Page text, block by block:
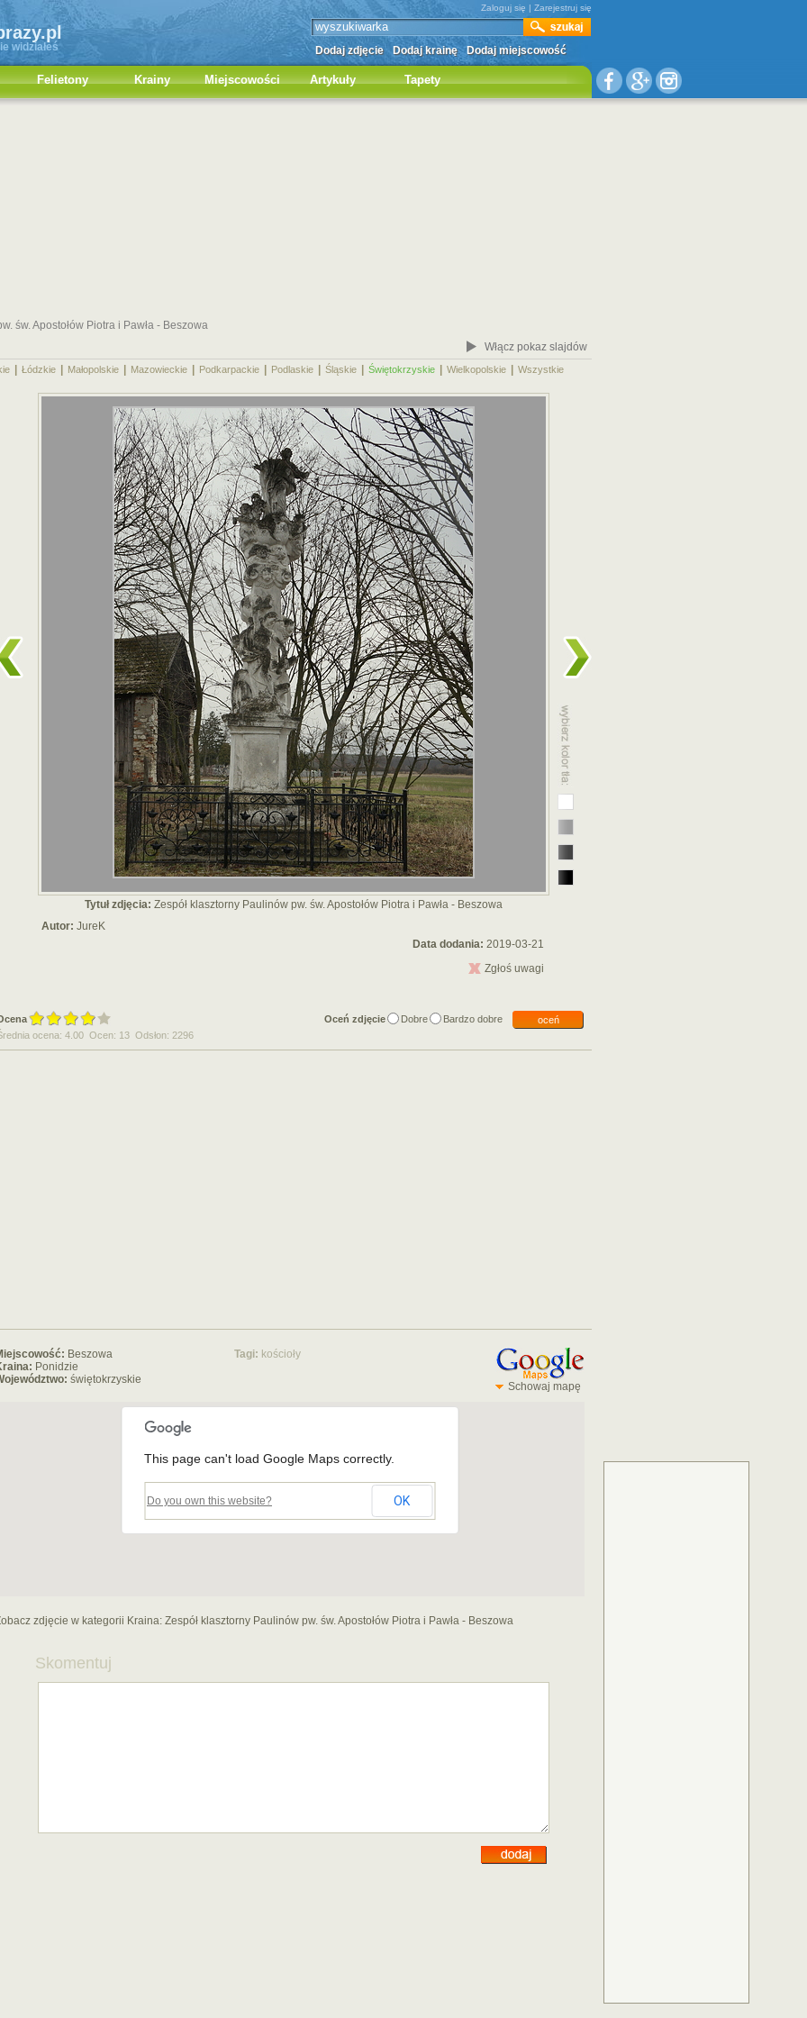
widziałeś
Zaloguj się | Zarejestruj się
Dodaj zdjęcie Dodaj krainę Dodaj miejscowość
Felietony Krainy Miejscowości Artykuły Tapety
św. Apostołów Piotra i Pawła - Beszowa
Włącz pokaz slajdów
Łódzkie Małopolskie Mazowieckie Podkarpackie Podlaskie Śląskie Świętokrzyskie Wielkopolskie Wszystkie
Tytuł zdjęcia: Zespół klasztorny Paulinów pw. św. Apostołów Piotra i Pawła - Beszowa
Autor: JureK
Data dodania: 2019-03-21
Zgłoś uwagi
Oceń zdjęcie Dobre Bardzo dobre
oceń
ocena: 4.00 Ocen: 13 Odsłon: 2296
Beszowa
Ponidzie
świętokrzyskie
Tagi: kościoły
Schowaj mapę
This page can't load Google Maps correctly.
Do you own this website? OK
zdjęcie w kategorii Kraina: Zespół klasztorny Paulinów pw. św. Apostołów Piotra i Pawła - Beszowa
Skomentuj